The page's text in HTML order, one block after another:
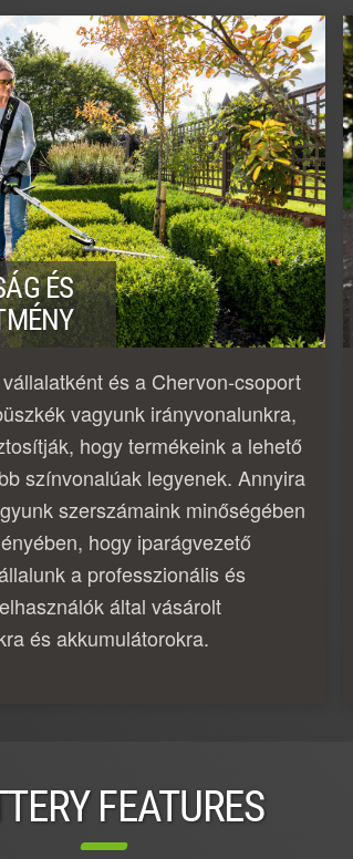
ÉS
és a Chervon-csoport
vagyunk irányvonalunkra,
hogy termékeink a lehető
színvonalúak legyenek. Annyira
szerszámaink minőségében
hogy iparágvezető
a professzionális és
által vásárolt
és akkumulátorokra.
FEATURES